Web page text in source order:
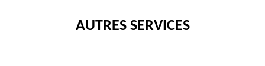
AUTRES SERVICES